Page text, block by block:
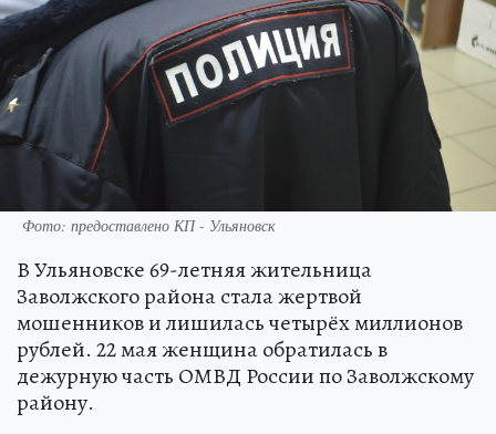
Фото: предоставлено КП - Ульяновск
В Ульяновске 69-летняя жительница
Заволжского района стала жертвой
мошенников и лишилась четырёх миллионов
рублей. 22 мая женщина обратилась в
дежурную часть ОМВД России по Заволжскому
району.